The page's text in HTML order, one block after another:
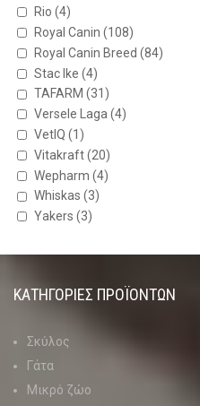
Rio (4)
Royal Canin (108)
Royal Canin Breed (84)
Stac Ike (4)
TAFARM (31)
Versele Laga (4)
VetIQ (1)
Vitakraft(20)
Wepharm (4)
Whiskas (3)
Yakers (3)
ΚΑΤΗΓΟΡΊΕΣ ΠΡΟΪΌΝΤΩΝ
Σκύλος
Γάτα
Μικρό ζώο